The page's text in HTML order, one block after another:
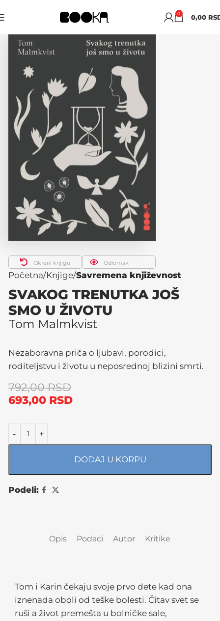
0 0,00
Okreni knjigu Odlomak
Početna Knjige Savremena književnost
SVAKOG TRENUTKA JOŠ
SMO U ŽIVOTU
Tom Malmkvist
Nezaboravna priča o ljubavi, porodici,
roditeljstvu i životu u neposrednoj blizini smrti.
792,00RSD
693,00 RSD
DODAJ U KORPU
Podeli:
Opis Podaci Autor Kritike
Tom i Karin čekaju svoje prvo dete kad ona
iznenada oboli od teške bolesti. Čitav svet se
ruši a život premešta u bolničke sale,